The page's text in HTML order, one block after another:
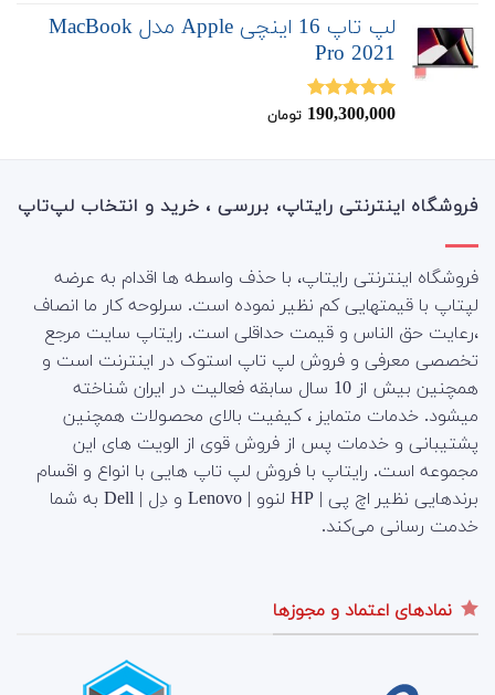
لپ تاپ 16 اینچی Apple مدل MacBook
Pro 2021
نمره5.00
190,300,000 تومان
فروشگاه اینترنتی رایتاپ، بررسی ، خرید و انتخاب لپ‌تاپ
فروشگاه اینترنتی رایتاپ، با حذف واسطه ها اقدام به عرضه
لپتاپ با قیمتهایی کم نظیر نموده است. سرلوحه کار ما انصاف
،رعایت حق الناس و قیمت حداقلی است. رایتاپ سایت مرجع
تخصصی معرفی و فروش لپ تاپ استوک در اینترنت است و
همچنین بیش از 10 سال سابقه فعالیت در ایران شناخته
میشود. خدمات متمایز ، کیفیت بالای محصولات همچنین
پشتیبانی و خدمات پس از فروش قوی از الویت های این
مجموعه است. رایتاپ با فروش لپ تاپ هایی با انواع و اقسام
برندهایی نظیر اچ پی | HP لنوو | Lenovo و دِل | Dell به شما
خدمت رسانی می‌کند.
نمادهای اعتماد و مجوزها